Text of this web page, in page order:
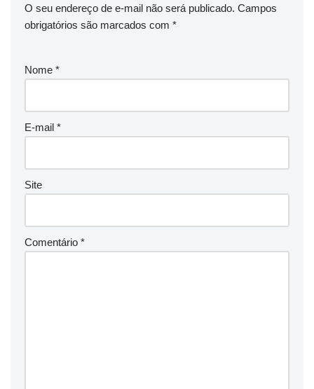
O seu endereço de e-mail não será publicado. Campos
obrigatórios são marcados com *
Nome *
E-mail *
Site
Comentário *